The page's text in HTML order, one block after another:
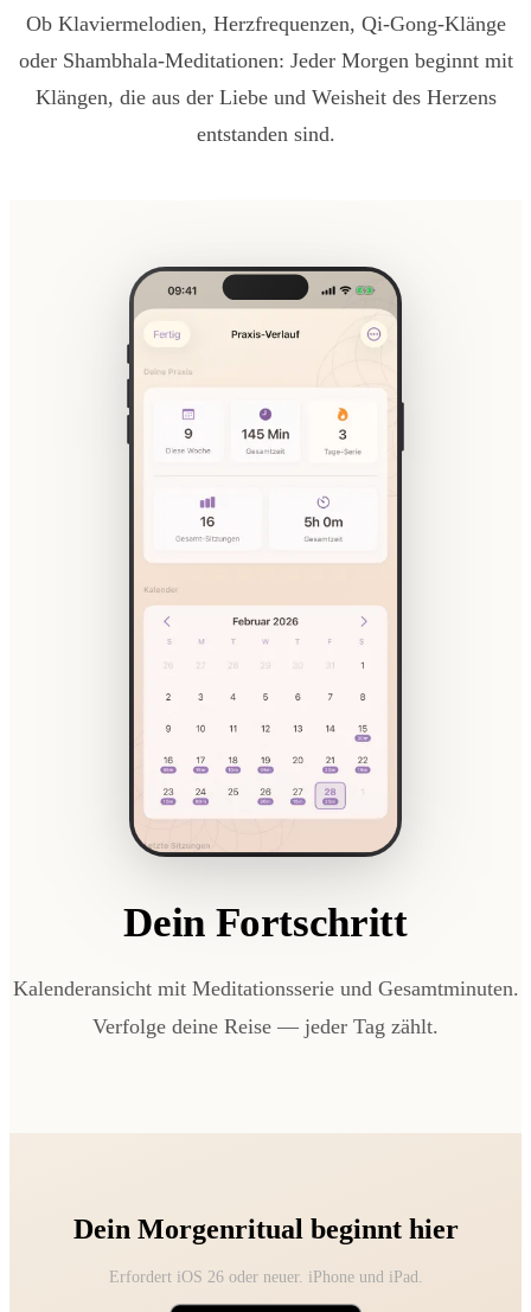
Ob Klaviermelodien, Herzfrequenzen, Qi-Gong-Klänge
oder Shambhala-Meditationen: Jeder Morgen beginnt mit
Klängen, die aus der Liebe und Weisheit des Herzens
entstanden sind.
Dein Fortschritt
Kalenderansicht mit Meditationsserie und Gesamtminuten.
Verfolge deine Reise — jeder Tag zählt.
Dein Morgenritual beginnt hier
Erfordert iOS 26 oder neuer. iPhone und iPad.